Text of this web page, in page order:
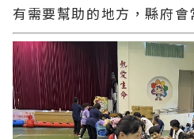
有需要幫助的地方，縣府會